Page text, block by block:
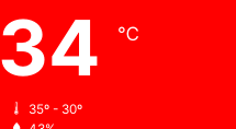
34 ℃
35º - 30º